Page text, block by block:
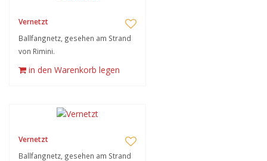
Vernetzt
Ballfangnetz, gesehen am Strand
von Rimini.
in den Warenkorb legen
Vernetzt
Ballfangnetz, gesehen am Strand